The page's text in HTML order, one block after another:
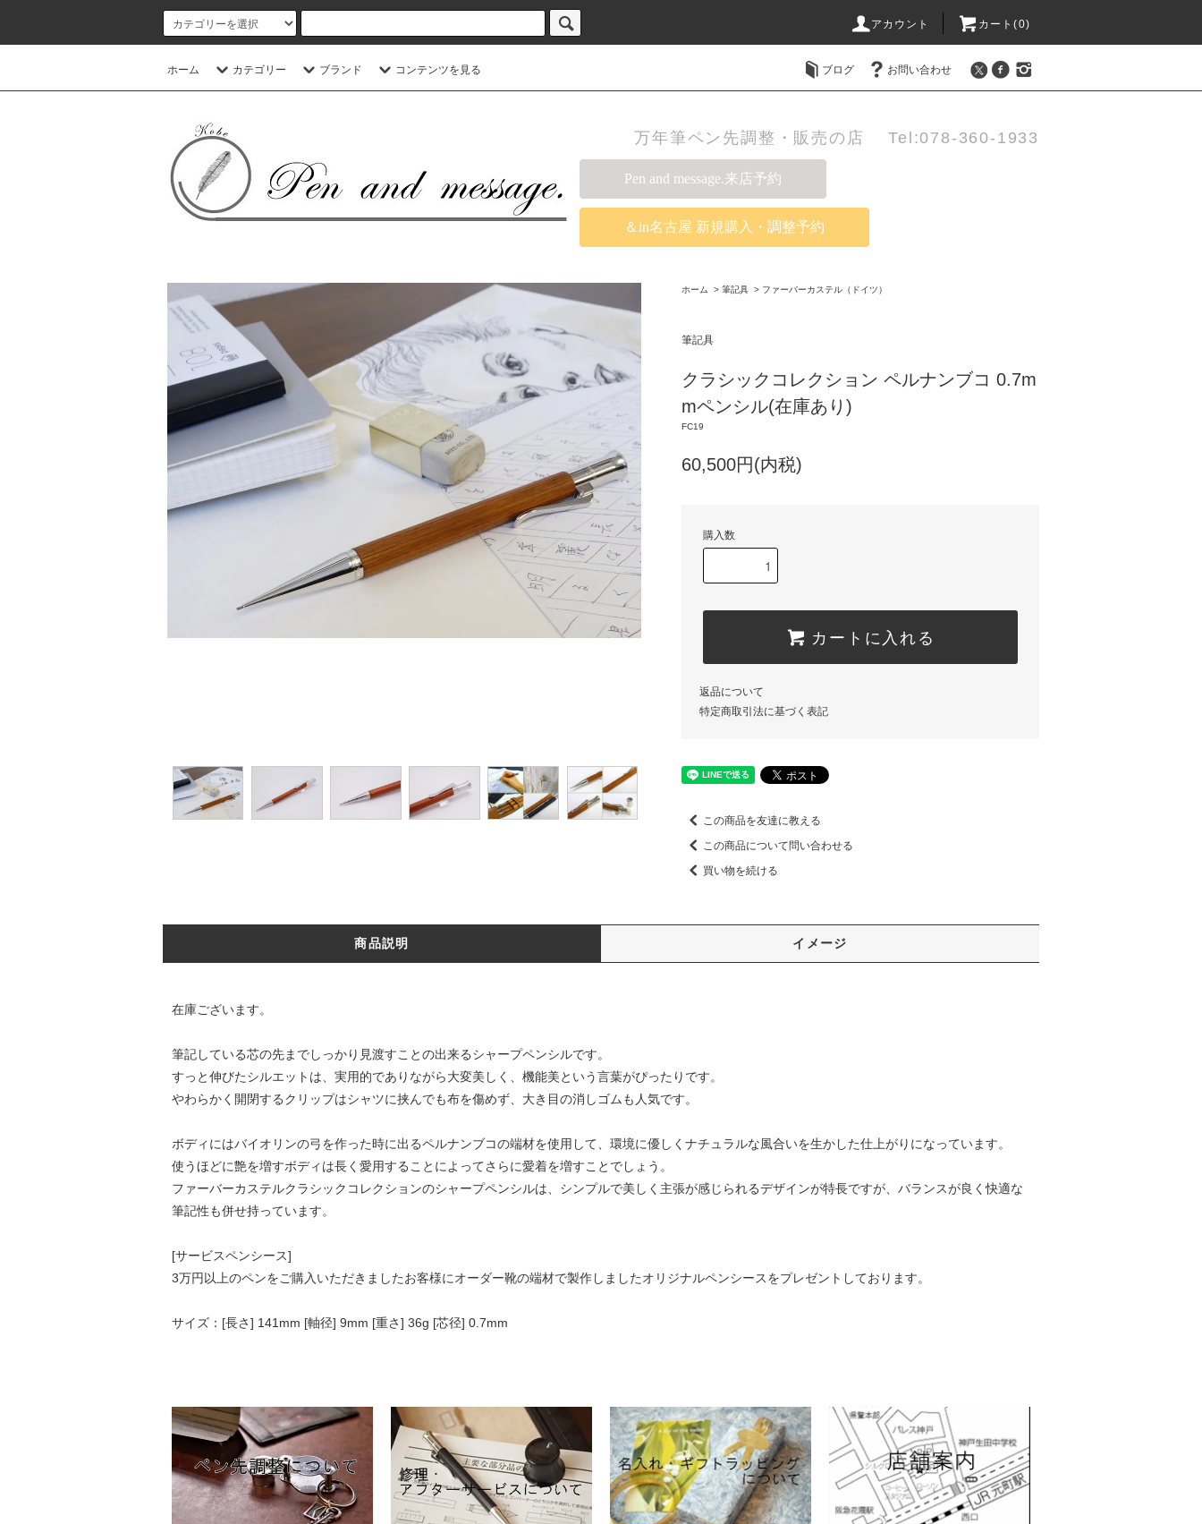
アカウント カート(0)
ホーム カテゴリー ブランド コンテンツを見る ブログ お問い合わせ
万年筆ペン先調整・販売の店 Tel:078-360-1933
Pen and message.来店予約
＆in名古屋 新規購入・調整予約
ホーム > 筆記具 > ファーバーカステル（ドイツ）
筆記具
クラシックコレクション ペルナンブコ 0.7m
mペンシル(在庫あり)
FC19
60,500円(内税)
購入数
カートに入れる
返品について
特定商取引法に基づく表記
この商品を友達に教える
この商品について問い合わせる
買い物を続ける
商品説明 イメージ
在庫ございます。
筆記している芯の先までしっかり見渡すことの出来るシャープペンシルです。
すっと伸びたシルエットは、実用的でありながら大変美しく、機能美という言葉がぴったりです。
やわらかく開閉するクリップはシャツに挟んでも布を傷めず、大き目の消しゴムも人気です。
ボディにはバイオリンの弓を作った時に出るペルナンブコの端材を使用して、環境に優しくナチュラルな風合いを生かした仕上がりになっています。
使うほどに艶を増すボディは長く愛用することによってさらに愛着を増すことでしょう。
ファーバーカステルクラシックコレクションのシャープペンシルは、シンプルで美しく主張が感じられるデザインが特長ですが、バランスが良く快適な
筆記性も併せ持っています。
[サービスペンシース]
3万円以上のペンをご購入いただきましたお客様にオーダー靴の端材で製作しましたオリジナルペンシースをプレゼントしております。
サイズ：[長さ] 141mm [軸径] 9mm [重さ] 36g [芯径] 0.7mm